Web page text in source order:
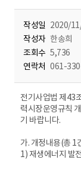
작성일 2020/
작성자 한송희
조회수 5,736
연락처 061-
전기사업법 제43
력시장운영규칙
기 바랍니다.
가. 개정내용(총 1
1) 재생에너지 발